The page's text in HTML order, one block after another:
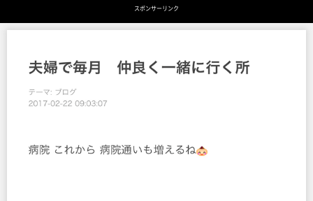
Twitterでツイート
スポンサーリンク